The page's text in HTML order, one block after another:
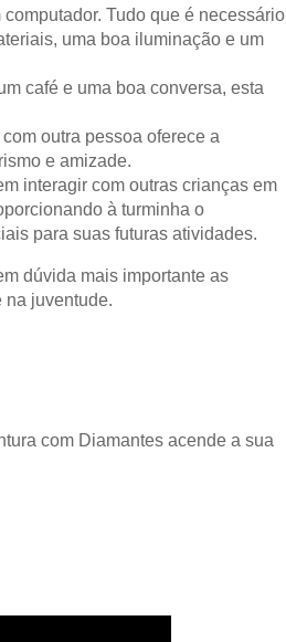
Tudo que é necessário
uma boa iluminação e um
café e uma boa conversa, esta
outra pessoa oferece a
e amizade.
interagir com outras crianças em
à turminha o
para suas futuras atividades.
dúvida mais importante as
na juventude.
com Diamantes acende a sua